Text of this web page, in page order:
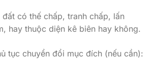
đất có thế chấp, tranh chấp, lấn
hay thuộc diện kê biên hay không.
tục chuyển đổi mục đích (nếu cần):